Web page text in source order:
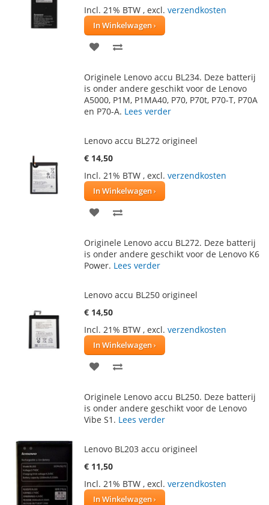
Incl. 21% BTW , excl. verzendkosten
In Winkelwagen
VOEG
AAN
VERLANGLIJST
TE
VERGELIJKEN
Originele Lenovo accu BL234. Deze batterij
is onder andere geschikt voor de Lenovo
A5000, P1M, P1MA40, P70, P70t, P70-T, P70A
en P70-A. Lees verder
Lenovo accu BL272 origineel
€ 14,50
Incl. 21% BTW , excl. verzendkosten
In Winkelwagen
VOEG
AAN TE
Originele Lenovo accu BL272. Deze batterij
is onder andere geschikt voor de Lenovo K6
Power. Lees verder
Lenovo accu BL250 origineel
€ 14,50
Incl. 21% BTW , excl. verzendkosten
In Winkelwagen
VOEG
AAN TE
Originele Lenovo accu BL250. Deze batterij
is onder andere geschikt voor de Lenovo
Vibe S1. Lees verder
Lenovo BL203 accu origineel
€ 11,50
Incl. 21% BTW , excl. verzendkosten
In Winkelwagen